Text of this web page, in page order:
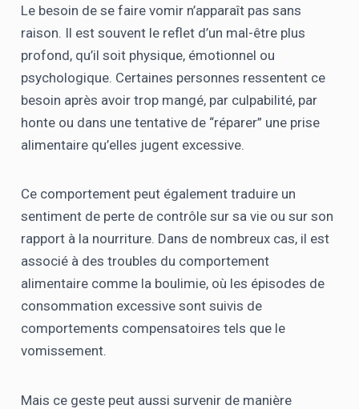
Le besoin de se faire vomir n’apparaît pas sans
raison. Il est souvent le reflet d’un mal-être plus
profond, qu’il soit physique, émotionnel ou
psychologique. Certaines personnes ressentent ce
besoin après avoir trop mangé, par culpabilité, par
honte ou dans une tentative de “réparer” une prise
alimentaire qu’elles jugent excessive.
Ce comportement peut également traduire un
sentiment de perte de contrôle sur sa vie ou sur son
rapport à la nourriture. Dans de nombreux cas, il est
associé à des troubles du comportement
alimentaire comme la boulimie, où les épisodes de
consommation excessive sont suivis de
comportements compensatoires tels que le
vomissement.
Mais ce geste peut aussi survenir de manière